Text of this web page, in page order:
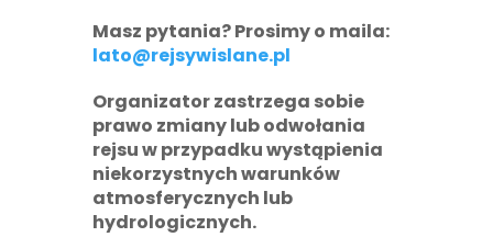
Masz pytania? Prosimy o maila:
lato@rejsywislane.pl
Organizator zastrzega sobie
prawo zmiany lub odwołania
rejsu w przypadku wystąpienia
niekorzystnych warunków
atmosferycznych lub
hydrologicznych.